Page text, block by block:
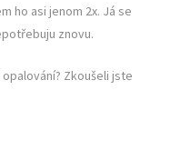
ho asi jenom 2x. Já se
znovu.
Zkoušeli jste